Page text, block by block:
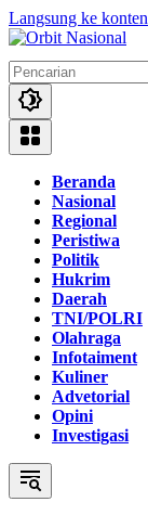
Langsung ke konten
Beranda
Nasional
Regional
Peristiwa
Politik
Hukrim
Daerah
TNI/POLRI
Olahraga
Infotaiment
Kuliner
Advetorial
Opini
Investigasi